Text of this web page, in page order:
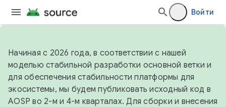
Войти
Начиная с 2026 года, в соответствии с нашей
моделью стабильной разработки основной ветки и
для обеспечения стабильности платформы для
экосистемы, мы будем публиковать исходный код в
AOSP во 2-м и 4-м кварталах. Для сборки и внесения